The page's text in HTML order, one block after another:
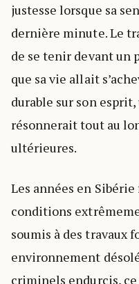
justesse lorsque sa
dernière minute. Le
de se tenir devant un
que sa vie allait
durable sur son
résonnerait tout au
ultérieures.
Les années en
conditions
soumis à des travaux
environnement
criminels endurcis,